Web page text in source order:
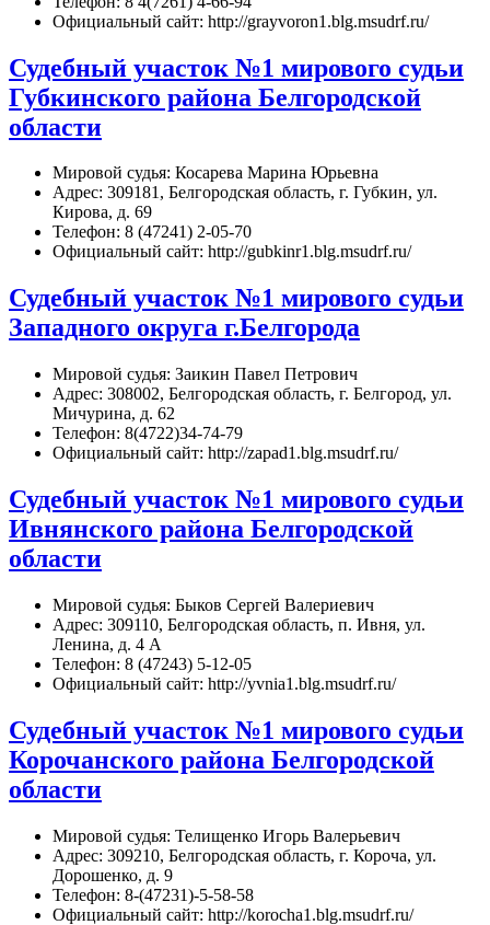
Официальный сайт: http://grayvoron1.blg.msudrf.ru/
Судебный участок №1 мирового судьи
Губкинского района Белгородской
области
Мировой судья: Косарева Марина Юрьевна
Адрес: 309181, Белгородская область, г. Губкин, ул.
Кирова, д. 69
Телефон: 8 (47241) 2-05-70
Официальный сайт: http://gubkinr1.blg.msudrf.ru/
Судебный участок №1 мирового судьи
Западного округа г.Белгорода
Мировой судья: Заикин Павел Петрович
Адрес: 308002, Белгородская область, г. Белгород, ул.
Мичурина, д. 62
Телефон: 8(4722)34-74-79
Официальный сайт: http://zapad1.blg.msudrf.ru/
Судебный участок №1 мирового судьи
Ивнянского района Белгородской
области
Мировой судья: Быков Сергей Валериевич
Адрес: 309110, Белгородская область, п. Ивня, ул.
Ленина, д. 4 А
Телефон: 8 (47243) 5-12-05
Официальный сайт: http://yvnia1.blg.msudrf.ru/
Судебный участок №1 мирового судьи
Корочанского района Белгородской
области
Мировой судья: Телищенко Игорь Валерьевич
Адрес: 309210, Белгородская область, г. Короча, ул.
Дорошенко, д. 9
Телефон: 8-(47231)-5-58-58
Официальный сайт: http://korocha1.blg.msudrf.ru/